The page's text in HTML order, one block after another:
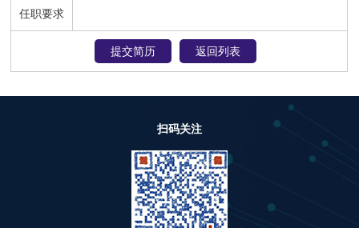
任职要求
提交简历 返回列表
扫码关注